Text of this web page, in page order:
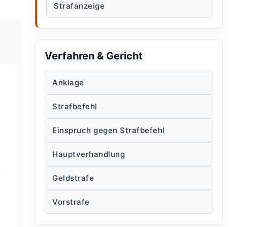
Strafanzeige
Verfahren & Gericht
Anklage
Strafbefehl
Einspruch gegen Strafbefehl
Hauptverhandlung
Geldstrafe
Vorstrafe